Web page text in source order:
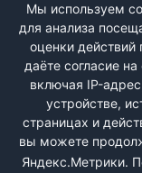
отправку товара
случае
обратиться в суд
Мы используем
для анализа
оценки
даёте согласие
включая IP-
устройстве,
страницах и
вы можете
Яндекс.Метрики.